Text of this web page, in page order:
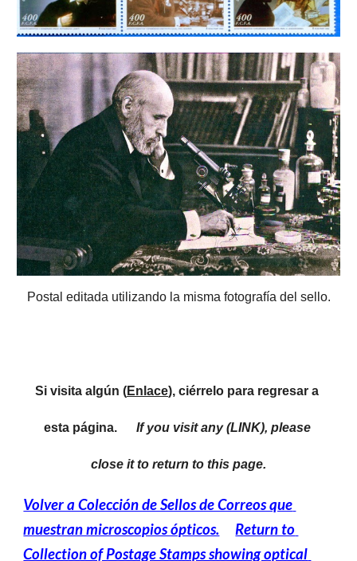
Postal editada utilizando la misma fotografía del sello.
Si visita algún (Enlace), ciérrelo para regresar a
esta página. If you visit any (LINK), please
close it to return to this page.
Volver a Colección de Sellos de Correos que
muestran microscopios ópticos.
Return to
Collection of Postage Stamps showing optical